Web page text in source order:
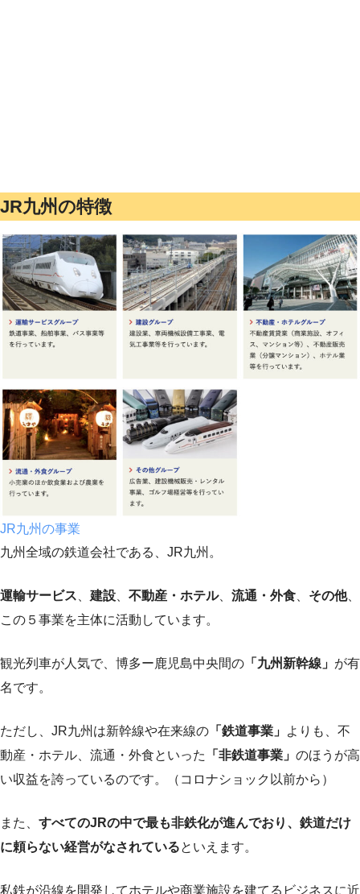
JR九州の特徴
JR九州の事業
九州全域の鉄道会社である、JR九州。
運輸サービス 建設 不動産・ホテル、 流通・外食 その他、
この５事業を主体に活動しています。
観光列車が人気で、博多ー鹿児島中央間の 「九州新幹線」 が有
名です。
ただし、JR九州は新幹線や在来線の 「鉄道事業」 よりも、不
動産・ホテル、流通・外食といった
「非鉄道事業」 のほうが高
い収益を誇っているのです。（コロナショック以前から）
また、 すべてのJRの中で最も非鉄化が進んでおり、鉄道だけ
に頼らない経営がなされているといえます。
私鉄が沿線を開発してホテルや商業施設を建てるビジネスに近